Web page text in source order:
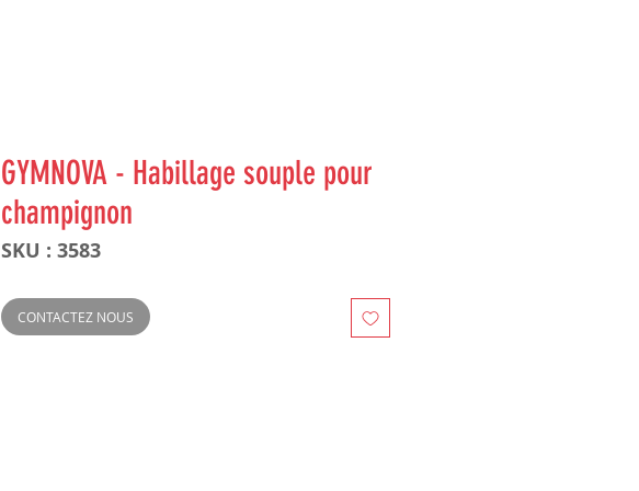
GYMNOVA - Habillage souple pour
champignon
SKU : 3583
CONTACTEZ NOUS